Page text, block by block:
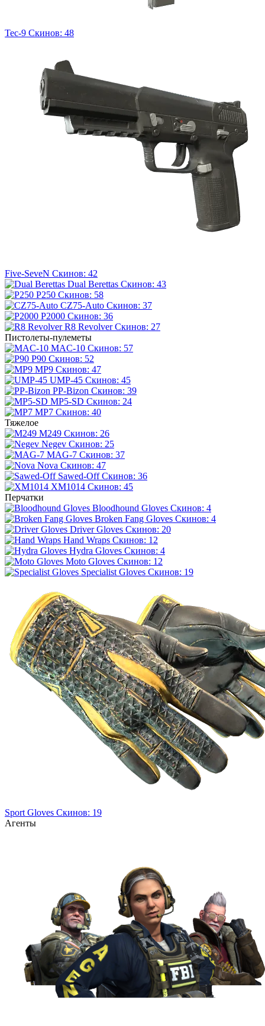
Tec-9 Скинов: 48
Five-SeveN Скинов: 42
Dual Berettas Скинов: 43
P250 Скинов: 58
CZ75-Auto Скинов: 37
P2000 Скинов: 36
R8 Revolver Скинов: 27
Пистолеты-пулеметы
MAC-10 Скинов: 57
P90 Скинов: 52
MP9 Скинов: 47
UMP-45 Скинов: 45
PP-Bizon Скинов: 39
MP5-SD Скинов: 24
MP7 Скинов: 40
Тяжелое
M249 Скинов: 26
Negev Скинов: 25
MAG-7 Скинов: 37
Nova Скинов: 47
Sawed-Off Скинов: 36
XM1014 Скинов: 45
Перчатки
Bloodhound Gloves Скинов: 4
Broken Fang Gloves Скинов: 4
Driver Gloves Скинов: 20
Hand Wraps Скинов: 12
Hydra Gloves Скинов: 4
Moto Gloves Скинов: 12
Specialist Gloves Скинов: 19
Sport Gloves Скинов: 19
Агенты